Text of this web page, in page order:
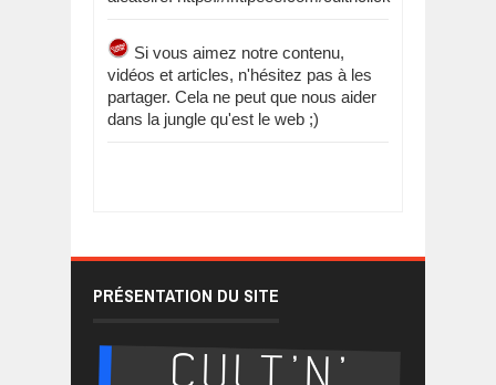
Si vous aimez notre contenu,
vidéos et articles, n'hésitez pas à les
partager. Cela ne peut que nous aider
dans la jungle qu'est le web ;)
PRÉSENTATION DU SITE